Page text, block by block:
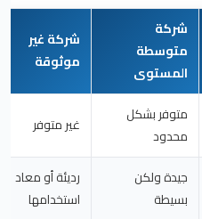
شركة
متوسطة
المستوى
شركة غير
موثوقة
متوفر بشكل
محدود
غير متوفر
جيدة ولكن
بسيطة
رديئة أو معاد
استخدامها